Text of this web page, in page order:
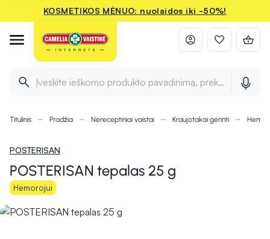
KOSMETIKOS MĖNUO: nuolaidos iki -50%!
Įveskite ieškomo produkto pavadinimą, prekės ženklą ir
Titulinis Pradžia Nereceptiniai vaistai Kraujotakai gerinti
POSTERISAN
POSTERISAN tepalas 25 g
Hemorojui